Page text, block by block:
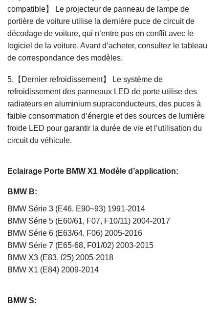
compatible】 Le projecteur de panneau de lampe de
portière de voiture utilise la dernière puce de circuit de
décodage de voiture, qui n’entre pas en conflit avec le
logiciel de la voiture. Avant d’acheter, consultez le tableau
de correspondance des modèles.
5,【Dernier refroidissement】 Le système de
refroidissement des panneaux LED de porte utilise des
radiateurs en aluminium supraconducteurs, des puces à
faible consommation d’énergie et des sources de lumière
froide LED pour garantir la durée de vie et l’utilisation du
circuit du véhicule.
Eclairage Porte BMW X1 Modèle d’application:
BMW B:
BMW Série 3 (E46, E90~93) 1991-2014
BMW Série 5 (E60/61, F07, F10/11) 2004-2017
BMW Série 6 (E63/64, F06) 2005-2016
BMW Série 7 (E65-68, F01/02) 2003-2015
BMW X3 (E83, f25) 2005-2018
BMW X1 (E84) 2009-2014
BMW S: